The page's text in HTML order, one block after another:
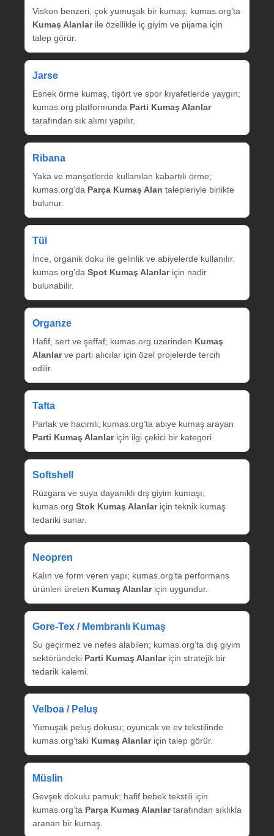
Viskon benzeri, çok yumuşak bir kumaş; kumas.org’ta
Kumaş Alanlarile özellikle iç giyim ve pijama için
talep görür.
Jarse
Esnek örme kumaş, tişört ve spor kıyafetlerde yaygın;
kumas.org platformunda Parti Kumaş Alanlar
tarafından sık alımı yapılır.
Ribana
Yaka ve manşetlerde kullanılan kabartılı örme;
kumas.org’da Parça Kumaş Alan talepleriyle birlikte
bulunur.
Tül
İnce, organik doku ile gelinlik ve abiyelerde kullanılır.
kumas.org’da Spot Kumaş Alanlariçin nadir
bulunabilir.
Organze
Hafif, sert ve şeffaf; kumas.org üzerinden Kumaş
Alanlarve parti alıcılar için özel projelerde tercih
edilir.
Tafta
Parlak ve hacimli; kumas.org’ta abiye kumaş arayan
Parti Kumaş Alanlariçin ilgi çekici bir kategori.
Softshell
Rüzgara ve suya dayanıklı dış giyim kumaşı;
kumas.org Stok Kumaş Alanlariçin teknik kumaş
tedariki sunar.
Neopren
Kalın ve form veren yapı; kumas.org’ta performans
ürünleri üreten Kumaş Alanlariçin uygundur.
Gore‑Tex / Membranlı Kumaş
Su geçirmez ve nefes alabilen; kumas.org’ta dış giyim
sektöründeki Parti Kumaş Alanlariçin stratejik bir
tedarik kalemi.
Velboa / Peluş
Yumuşak peluş dokusu; oyuncak ve ev tekstilinde
kumas.org’taki Kumaş Alanlariçin talep görür.
Müslin
Gevşek dokulu pamuk; hafif bebek tekstili için
kumas.org’ta Parça Kumaş Alanlartarafından sıklıkla
aranan bir kumaş.